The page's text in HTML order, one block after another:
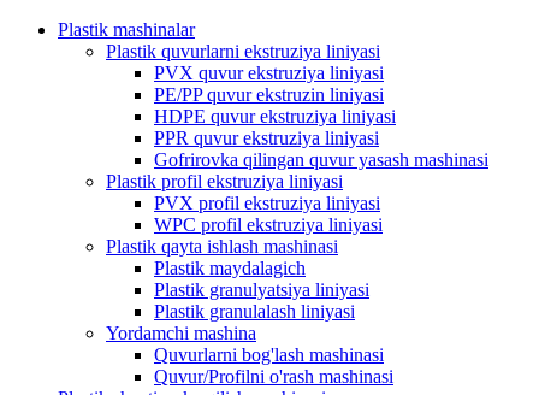
Plastik mashinalar
Plastik quvurlarni ekstruziya liniyasi
PVX quvur ekstruziya liniyasi
PE/PP quvur ekstruzin liniyasi
HDPE quvur ekstruziya liniyasi
PPR quvur ekstruziya liniyasi
Gofrirovka qilingan quvur yasash mashinasi
Plastik profil ekstruziya liniyasi
PVX profil ekstruziya liniyasi
WPC profil ekstruziya liniyasi
Plastik qayta ishlash mashinasi
Plastik maydalagich
Plastik granulyatsiya liniyasi
Plastik granulalash liniyasi
Yordamchi mashina
Quvurlarni bog'lash mashinasi
Quvur/Profilni o'rash mashinasi